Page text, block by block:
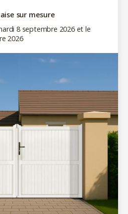
sur mesure
8 septembre 2026 et le
2026